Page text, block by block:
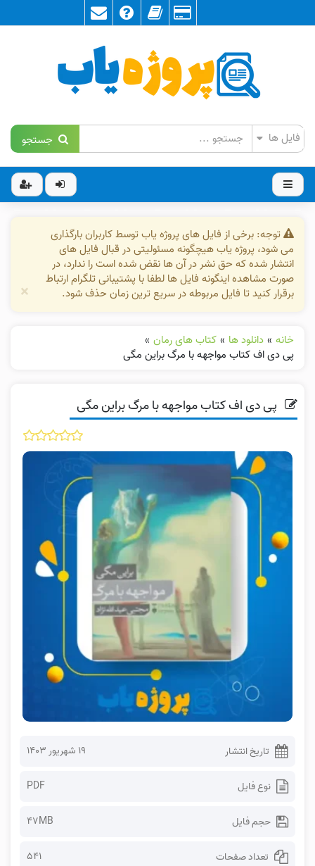
جستجو
توجه: برخی از فایل های پروژه یاب توسط کاربران بارگذاری
می شود، پروژه یاب هیچگونه مسئولیتی در قبال فایل های
انتشار شده که حق نشر در آن ها نقض شده است را ندارد، در
صورت مشاهده اینگونه فایل ها لطفا با پشتیبانی تلگرام ارتباط
برقرار کنید تا فایل مربوطه در سریع ترین زمان حذف شود.
×
خانه » دانلود ها » کتاب های رمان »
پی دی اف کتاب مواجهه با مرگ براین مگی
پی دی اف کتاب مواجهه با مرگ براین مگی
تاریخ انتشار ۱۹ شهریور ۱۴۰۳
نوع فایل PDF
حجم فایل 47MB
تعداد صفحات 541